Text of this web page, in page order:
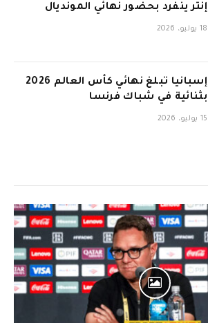
إنتر ينفرد بحضور نهائي المونديال
18 يوليو، 2026
إسبانيا تبلغ نهائي كأس العالم 2026
بثنائية في شباك فرنسا
15 يوليو، 2026